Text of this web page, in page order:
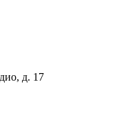
д. 17